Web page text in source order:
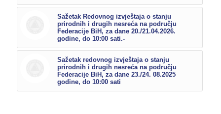
Sažetak Redovnog izvještaja o stanju
prirodnih i drugih nesreća na području
Federacije BiH, za dane 20./21.04.2026.
godine, do 10:00 sati.-
Sažetak redovnog izvještaja o stanju
prirodnih i drugih nesreća na području
Federacije BiH, za dane 23./24. 08.2025
godine, do 10:00 sati